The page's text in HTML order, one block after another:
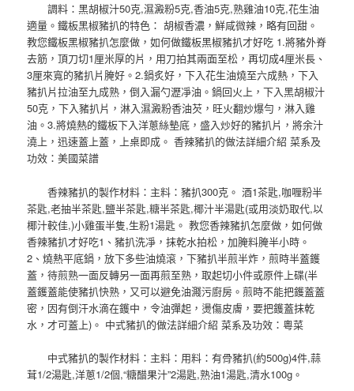
調料：黑胡椒汁50克,濕澱粉5克,香油5克,熟雞油10克,花生油
適量。鐵板黑椒豬扒的特色： 胡椒香濃，鮮咸微辣，略有回甜。
教您鐵板黑椒豬扒怎麼做，如何做鐵板黑椒豬扒才好吃 1.將豬外脊
去筋，頂刀切1厘米厚的片，用刀拍其兩面至松，再切成4厘米長、
3厘來寬的豬扒片腌好。2.鍋炙好，下入花生油燒至六成熱，下入
豬扒片拉油至九成熟，倒入漏勺瀝凈油。鍋回火上，下入黑胡椒汁
50克，下入豬扒片，淋入濕澱粉香油芡，旺火翻炒爆勻，淋入雞
油。3.將燒熱的鐵板下入洋蔥絲墊底，盛入炒好的豬扒片，將余汁
澆上，迅速蓋上蓋，上桌即成。 香辣豬扒的做法詳細介紹 菜系及
功效：美國菜譜
香辣豬扒的製作材料：主料：豬扒300克。 酒1茶匙,咖喱粉半
茶匙,老抽半茶匙,鹽半茶匙,糖半茶匙,椰汁半湯匙(或用淡奶取代,以
椰汁較佳,)小雞蛋半隻,生粉1湯匙。 教您香辣豬扒怎麼做，如何做
香辣豬扒才好吃1、豬扒洗凈，抹乾水拍松，加腌料腌半小時。
2、燒熱平底鍋，放下多些油燒滾，下豬扒半煎半炸，煎時半蓋鑊
蓋，待煎熟一面反轉另一面再煎至熟，取起切小件或原件上碟(半
蓋鑊蓋能使豬扒快熟，又可以避免油濺污廚房。煎時不能把鑊蓋蓋
密，因有倒汗水滴在鑊中，令油彈起，燙傷皮膚，要把鑊蓋抹乾
水，才可蓋上)。 中式豬扒的做法詳細介紹 菜系及功效：粵菜
中式豬扒的製作材料：主料：用料：有骨豬扒(約500g)4件,蒜
茸1/2湯匙,洋蔥1/2個,“糖醋果汁”2湯匙,熟油1湯匙,清水100g。